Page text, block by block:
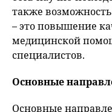
также
– это повышение
медицинской
специалистов.
Основные
Основные